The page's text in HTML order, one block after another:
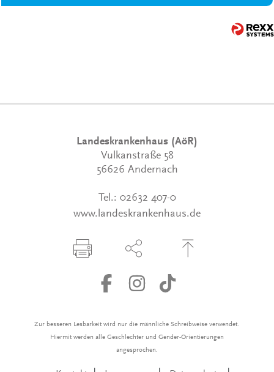
Landeskrankenhaus (AöR)
Vulkanstraße 58
56626 Andernach
Tel.: 02632 407-0
www.landeskrankenhaus.de
Zur besseren Lesbarkeit wird nur die männliche Schreibweise verwendet.
Hiermit werden alle Geschlechter und Gender-Orientierungen
angesprochen.